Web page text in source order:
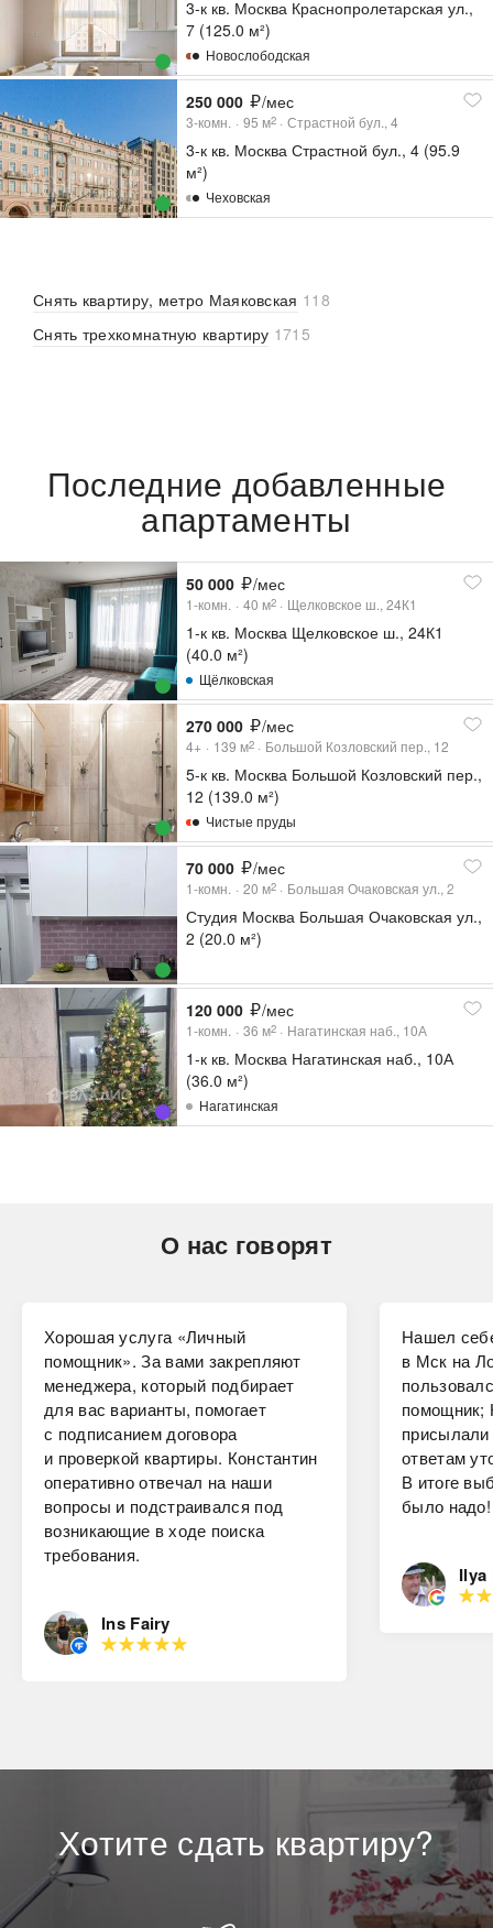
3-к кв. Москва Краснопролетарская ул.,
7 (125.0 м²)
Новослободская
250 000 /мес
3-комн. 95 м2 Страстной бул., 4
3-к кв. Москва Страстной бул., 4 (95.9
м²)
Чеховская
Снять квартиру, метро Маяковская 118
Снять трехкомнатную квартиру 1715
Последние добавленные
апартаменты
50 000 /мес
1-комн. 40 м2 Щелковское ш., 24К1
1-к кв. Москва Щелковское ш., 24К1
(40.0 м²)
Щёлковская
270 000 /мес
4+ 139 м2 Большой Козловский пер., 12
5-к кв. Москва Большой Козловский пер.,
12 (139.0 м²)
Чистые пруды
70 000 /мес
1-комн. 20 м2 Большая Очаковская ул., 2
Студия Москва Большая Очаковская ул.,
2 (20.0 м²)
120 000 /мес
1-комн. 36 м2 Нагатинская наб., 10А
1-к кв. Москва Нагатинская наб., 10А
(36.0 м²)
Нагатинская
О нас говорят
Хорошая услуга «Личный
помощник». За вами закрепляют
менеджера, который подбирает
для вас варианты, помогает
с подписанием договора
и проверкой квартиры. Константин
оперативно отвечал на наши
вопросы и подстраивался под
возникающие в ходе поиска
требования.
Ins Fairy
Нашел
в Мск на
помощник;
ответам
В итоге
было надо!
Ilya
Хотите сдать квартиру?